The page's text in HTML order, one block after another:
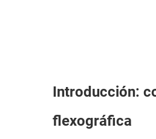
Introducción:
flexográfica